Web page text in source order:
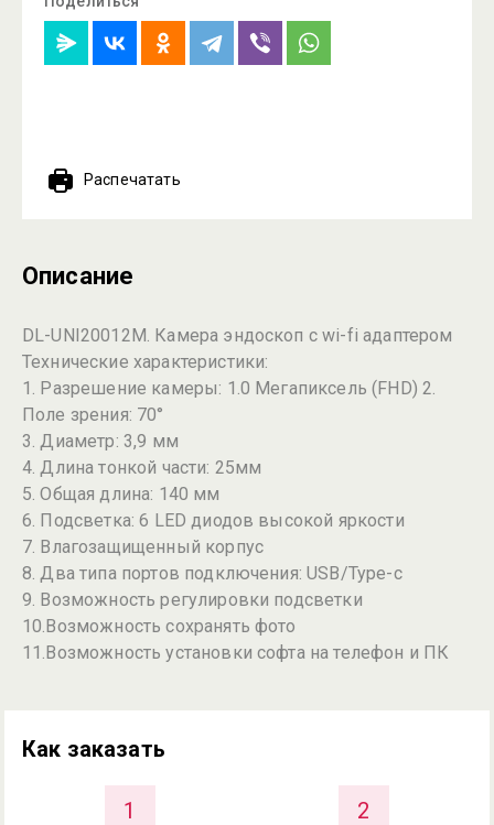
Распечатать
Описание
DL-UNI20012M. Камера эндоскоп с wi-fi адаптером
Технические характеристики:
1. Разрешение камеры: 1.0 Мегапиксель (FHD) 2.
Поле зрения: 70°
3. Диаметр: 3,9 мм
4. Длина тонкой части: 25мм
5. Общая длина: 140 мм
6. Подсветка: 6 LED диодов высокой яркости
7. Влагозащищенный корпус
8. Два типа портов подключения: USB/Type-c
9. Возможность регулировки подсветки
10.Возможность сохранять фото
11.Возможность установки софта на телефон и ПК
Как заказать
1 2